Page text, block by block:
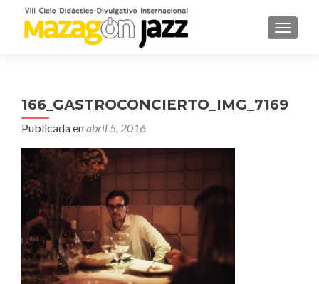
166_GASTROCONCIERTO_IMG_7169
Publicada enabril 5, 2016